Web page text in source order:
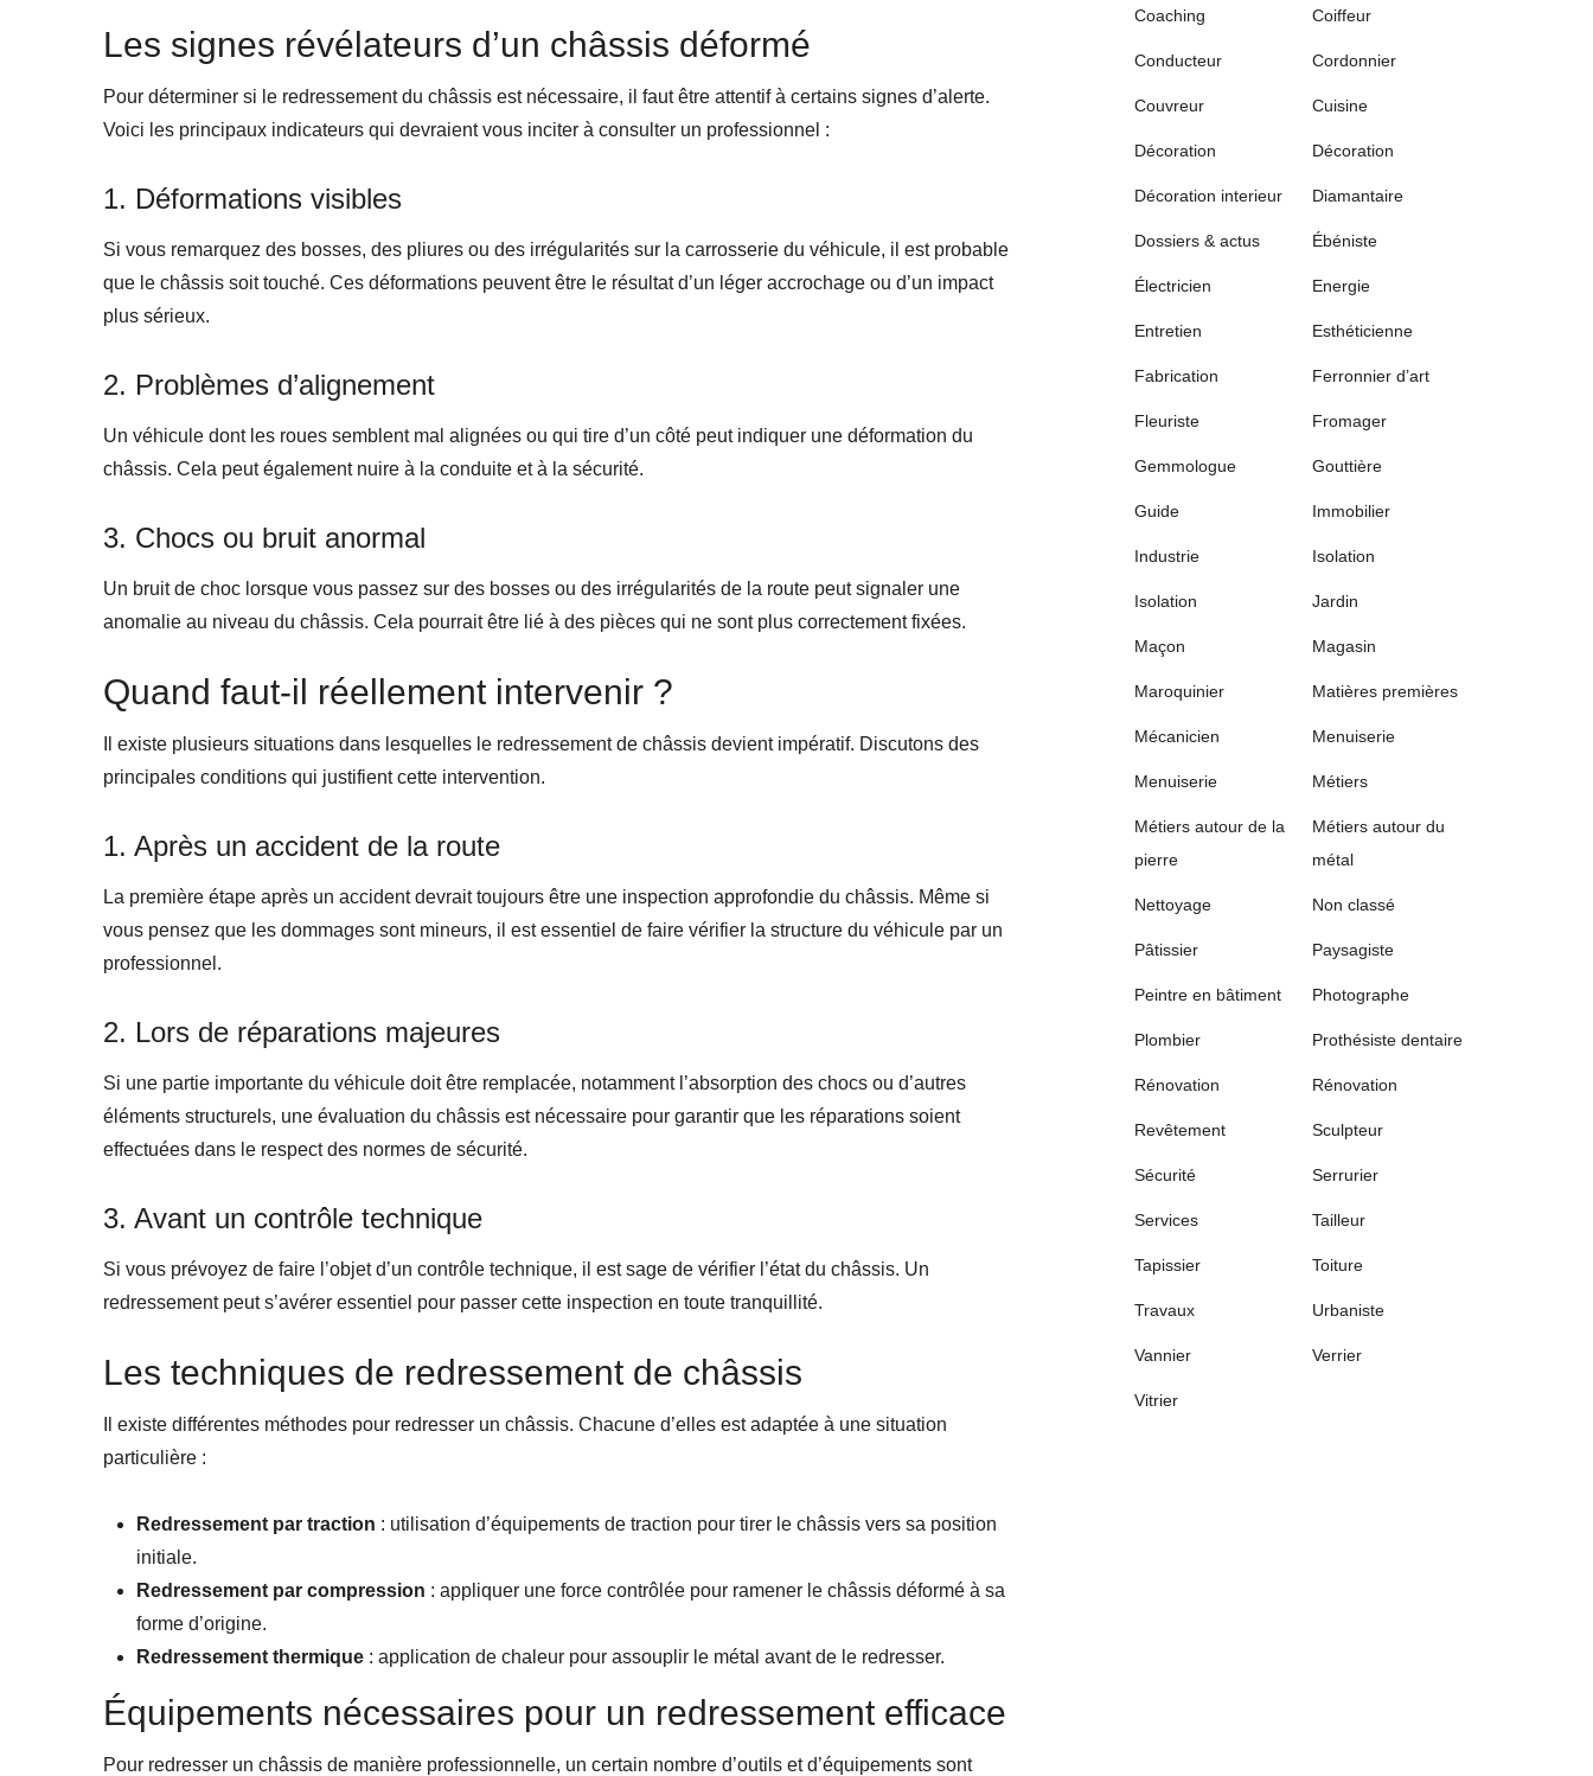
Les signes révélateurs d’un châssis déformé
Pour déterminer si le redressement du châssis est nécessaire, il faut être attentif à certains signes d’alerte.
Voici les principaux indicateurs qui devraient vous inciter à consulter un professionnel :
1. Déformations visibles
Si vous remarquez des bosses, des pliures ou des irrégularités sur la carrosserie du véhicule, il est probable
que le châssis soit touché. Ces déformations peuvent être le résultat d’un léger accrochage ou d’un impact
plus sérieux.
2. Problèmes d’alignement
Un véhicule dont les roues semblent mal alignées ou qui tire d’un côté peut indiquer une déformation du
châssis. Cela peut également nuire à la conduite et à la sécurité.
3. Chocs ou bruit anormal
Un bruit de choc lorsque vous passez sur des bosses ou des irrégularités de la route peut signaler une
anomalie au niveau du châssis. Cela pourrait être lié à des pièces qui ne sont plus correctement fixées.
Quand faut-il réellement intervenir ?
Il existe plusieurs situations dans lesquelles le redressement de châssis devient impératif. Discutons des
principales conditions qui justifient cette intervention.
1. Après un accident de la route
La première étape après un accident devrait toujours être une inspection approfondie du châssis. Même si
vous pensez que les dommages sont mineurs, il est essentiel de faire vérifier la structure du véhicule par un
professionnel.
2. Lors de réparations majeures
Si une partie importante du véhicule doit être remplacée, notamment l’absorption des chocs ou d’autres
éléments structurels, une évaluation du châssis est nécessaire pour garantir que les réparations soient
effectuées dans le respect des normes de sécurité.
3. Avant un contrôle technique
Si vous prévoyez de faire l’objet d’un contrôle technique, il est sage de vérifier l’état du châssis. Un
redressement peut s’avérer essentiel pour passer cette inspection en toute tranquillité.
Les techniques de redressement de châssis
Il existe différentes méthodes pour redresser un châssis. Chacune d’elles est adaptée à une situation
particulière :
Redressement par traction : utilisation d’équipements de traction pour tirer le châssis vers sa position
initiale.
Redressement par compression : appliquer une force contrôlée pour ramener le châssis déformé à sa
forme d’origine.
Redressement thermique : application de chaleur pour assouplir le métal avant de le redresser.
Équipements nécessaires pour un redressement efficace
Pour redresser un châssis de manière professionnelle, un certain nombre d’outils et d’équipements sont
Coaching Coiffeur
Conducteur Cordonnier
Couvreur Cuisine
Décoration Décoration
Décoration interieur Diamantaire
Dossiers & actus Ébéniste
Électricien Energie
Entretien Esthéticienne
Fabrication Ferronnier d’art
Fleuriste Fromager
Gemmologue Gouttière
Guide Immobilier
Industrie Isolation
Isolation Jardin
Maçon Magasin
Maroquinier Matières premières
Mécanicien Menuiserie
Menuiserie Métiers
Métiers autour de la
pierre
Métiers autour du
métal
Nettoyage Non classé
Pâtissier Paysagiste
Peintre en bâtiment Photographe
Plombier Prothésiste dentaire
Rénovation Rénovation
Revêtement Sculpteur
Sécurité Serrurier
Services Tailleur
Tapissier Toiture
Travaux Urbaniste
Vannier Verrier
Vitrier